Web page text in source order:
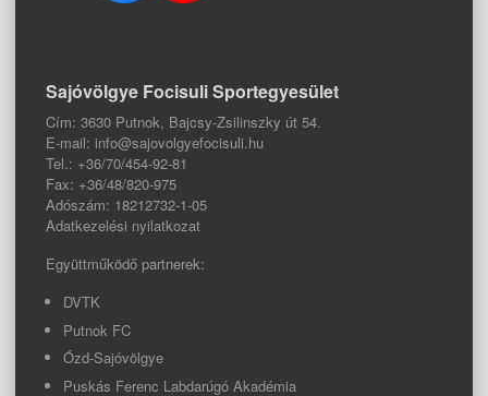
Sajóvölgye Focisuli Sportegyesület
Cím: 3630 Putnok, Bajcsy-Zsilinszky út 54.
E-mail: info@sajovolgyefocisuli.hu
Tel.: +36/70/454-92-81
Fax: +36/48/820-975
Adószám: 18212732-1-05
Adatkezelési nyilatkozat
Együttműködő partnerek:
DVTK
Putnok FC
Ózd-Sajóvölgye
Puskás Ferenc Labdarúgó Akadémia